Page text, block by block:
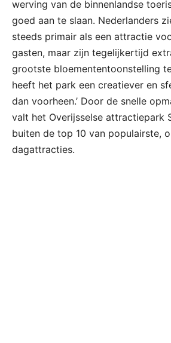
werving van de binnenlandse
goed aan te slaan. Nederlanders
steeds primair als een attractie
gasten, maar zijn tegelijkertijd
grootste bloemententoonstelling
heeft het park een creatiever en
dan voorheen.’ Door de snelle
valt het Overijsselse attractiepark
buiten de top 10 van populairste,
dagattracties.